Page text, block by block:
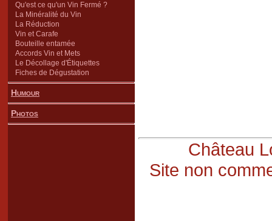
Qu'est ce qu'un Vin Fermé ?
La Minéralité du Vin
La Réduction
Vin et Carafe
Bouteille entamée
Accords Vin et Mets
Le Décollage d'Étiquettes
Fiches de Dégustation
Humour
Photos
Château
Site non